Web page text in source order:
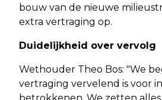
bouw van de nieuwe
extra vertraging op.
Duidelijkheid over vervolg
Wethouder Theo Bos: "We
vertraging vervelend is voor
betrokkenen. We zetten